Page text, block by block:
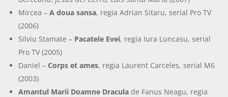
Mircea –A doua sansa, regia Adrian Sitaru, serial Pro TV
(2006)
Silviu Stamate – Pacatele Evei, regia Iura Luncasu, serial
Pro TV (2005)
Daniel – Corps et ames, regia Laurent Carceles, serial M6
(2003)
Amantul Marii Doamne Dracula de Fanus Neagu, regia